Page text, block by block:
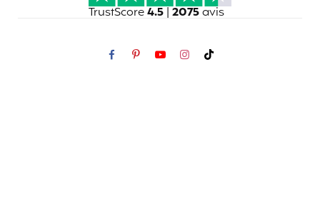
TrustScore4.5 | 2075avis